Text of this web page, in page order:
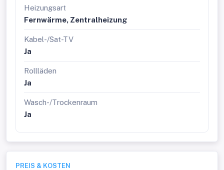
Heizungsart
Fernwärme, Zentralheizung
Kabel-/Sat-TV
Ja
Rollläden
Ja
Wasch-/Trockenraum
Ja
PREIS & KOSTEN